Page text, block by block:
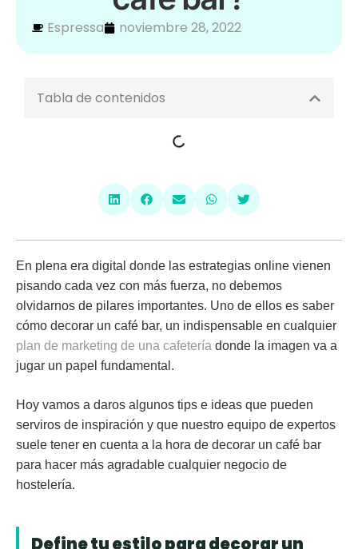
Espressa noviembre 28, 2022
Tabla de contenidos
En plena era digital donde las estrategias online vienen
pisando cada vez con más fuerza, no debemos
olvidarnos de pilares importantes. Uno de ellos es saber
cómo decorar un café bar, un indispensable en cualquier
plan de marketing de una cafetería donde la imagen va a
jugar un papel fundamental.
Hoy vamos a daros algunos tips e ideas que pueden
serviros de inspiración y que nuestro equipo de expertos
suele tener en cuenta a la hora de decorar un café bar
para hacer más agradable cualquier negocio de
hostelería.
Define tu estilopara decorar un